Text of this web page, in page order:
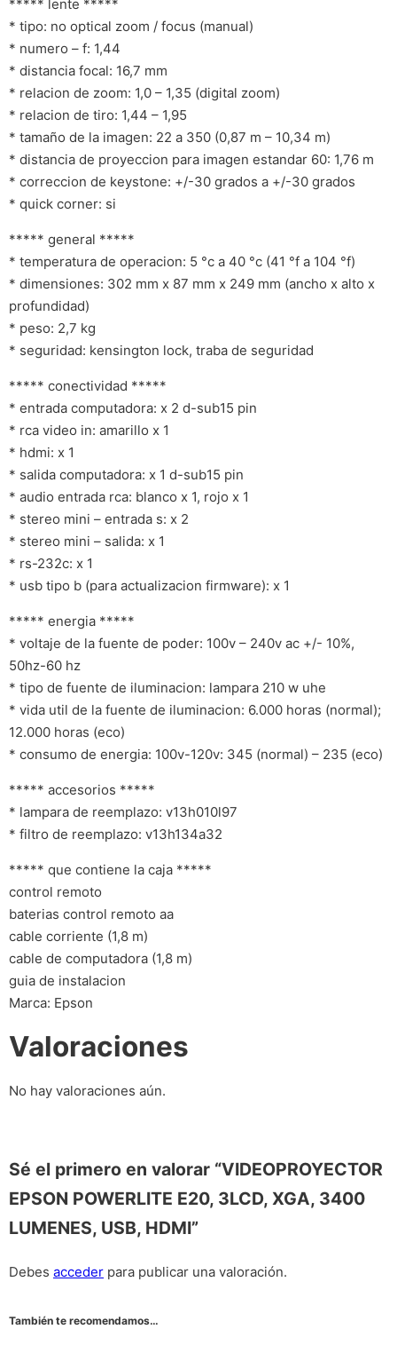
***** lente *****
* tipo: no optical zoom / focus (manual)
* numero – f: 1,44
* distancia focal: 16,7 mm
* relacion de zoom: 1,0 – 1,35 (digital zoom)
* relacion de tiro: 1,44 – 1,95
* tamaño de la imagen: 22 a 350 (0,87 m – 10,34 m)
* distancia de proyeccion para imagen estandar 60: 1,76 m
* correccion de keystone: +/-30 grados a +/-30 grados
* quick corner: si
***** general *****
* temperatura de operacion: 5 °c a 40 °c (41 °f a 104 °f)
* dimensiones: 302 mm x 87 mm x 249 mm (ancho x alto x
profundidad)
* peso: 2,7 kg
* seguridad: kensington lock, traba de seguridad
***** conectividad *****
* entrada computadora: x 2 d-sub15 pin
* rca video in: amarillo x 1
* hdmi: x 1
* salida computadora: x 1 d-sub15 pin
* audio entrada rca: blanco x 1, rojo x 1
* stereo mini – entrada s: x 2
* stereo mini – salida: x 1
* rs-232c: x 1
* usb tipo b (para actualizacion firmware): x 1
***** energia *****
* voltaje de la fuente de poder: 100v – 240v ac +/- 10%,
50hz-60 hz
* tipo de fuente de iluminacion: lampara 210 w uhe
* vida util de la fuente de iluminacion: 6.000 horas (normal);
12.000 horas (eco)
* consumo de energia: 100v-120v: 345 (normal) – 235 (eco)
***** accesorios *****
* lampara de reemplazo: v13h010l97
* filtro de reemplazo: v13h134a32
***** que contiene la caja *****
control remoto
baterias control remoto aa
cable corriente (1,8 m)
cable de computadora (1,8 m)
guia de instalacion
Marca: Epson
Valoraciones
No hay valoraciones aún.
Sé el primero en valorar “VIDEOPROYECTOR
EPSON POWERLITE E20, 3LCD, XGA, 3400
LUMENES, USB, HDMI”
Debes acceder para publicar una valoración.
También te recomendamos…